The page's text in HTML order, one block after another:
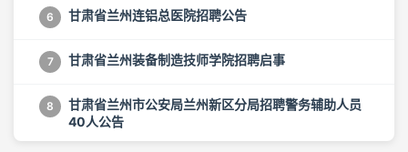
6 甘肃省兰州连铝总医院招聘公告
7 甘肃省兰州装备制造技师学院招聘启事
8
甘肃省兰州市公安局兰州新区分局招聘警务辅助人员
40人公告